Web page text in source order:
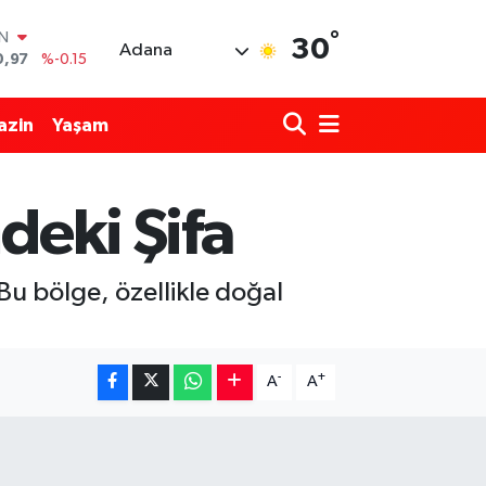
%-0.15
%0
Adana 30°
Yaşam
Şifa
bölge, özellikle doğal
A- A+